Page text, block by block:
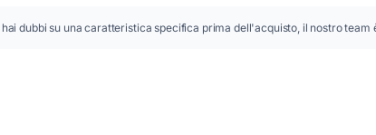
dubbi su una caratteristica specifica prima dell'acquisto, il nostro team